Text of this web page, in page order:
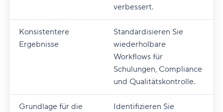
verbessert.
Konsistentere
Ergebnisse
Standardisieren Sie
wiederholbare
Workflows für
Schulungen, Compliance
und Qualitätskontrolle.
Grundlage für die
Identifizieren Sie